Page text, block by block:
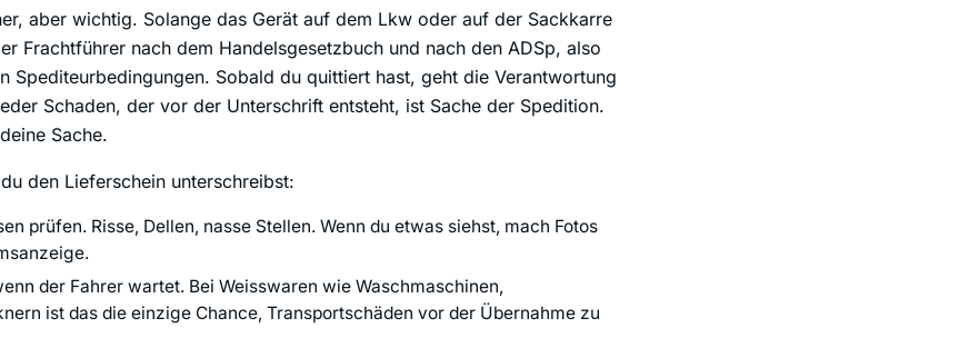
aber wichtig. Solange das Gerät auf dem Lkw oder auf der Sackkarre
Frachtführer nach dem Handelsgesetzbuch und nach den ADSp, also
Spediteurbedingungen. Sobald du quittiert hast, geht die Verantwortung
Schaden, der vor der Unterschrift entsteht, ist Sache der Spedition.
Sache.
den Lieferschein unterschreibst:
prüfen. Risse, Dellen, nasse Stellen. Wenn du etwas siehst, mach Fotos
der Fahrer wartet. Bei Weisswaren wie Waschmaschinen,
ist das die einzige Chance, Transportschäden vor der Übernahme zu